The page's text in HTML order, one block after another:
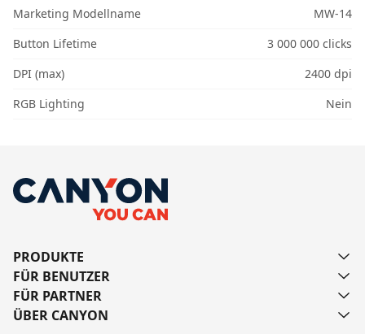
Marketing Modellname
MW-14
Button Lifetime
3 000 000 clicks
DPI (max)
2400 dpi
RGB Lighting
Nein
PRODUKTE
FÜR BENUTZER
FÜR PARTNER
ÜBER CANYON